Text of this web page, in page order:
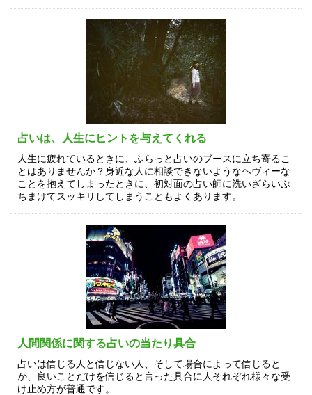
占いは、人生にヒントを与えてくれる
人生に疲れているときに、ふらっと占いのブースに立ち寄るこ
とはありませんか？身近な人に相談できないようなヘヴィーな
ことを抱えてしまったときに、初対面の占い師に洗いざらいぶ
ちまけてスッキリしてしまうこともよくあります。
人間関係に関する占いの当たり具合
占いは信じる人と信じない人、そして場合によって信じると
か、良いことだけを信じると言った具合に人それぞれ様々な受
け止め方が普通です。